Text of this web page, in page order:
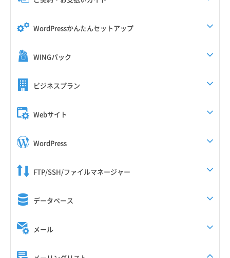
WordPressかんたんセットアップ
WINGパック
ビジネスプラン
Webサイト
WordPress
FTP/SSH/ファイルマネージャー
データベース
メール